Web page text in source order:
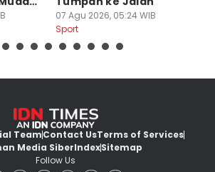
07 Agu 2026, 05:24 WIB
Sport
TeamContact UsTerms of Services
Media SiberIndexSitemap
Follow Us